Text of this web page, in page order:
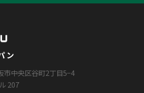
ン
市中央区谷町2丁目5−4
207